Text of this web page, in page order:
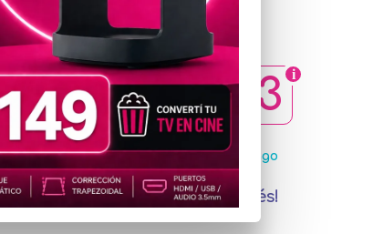
REL248
u$s129,63
Precio
especial
u$s142.98 con MercadoPago
¡Hasta 12 cuotas sin interés!